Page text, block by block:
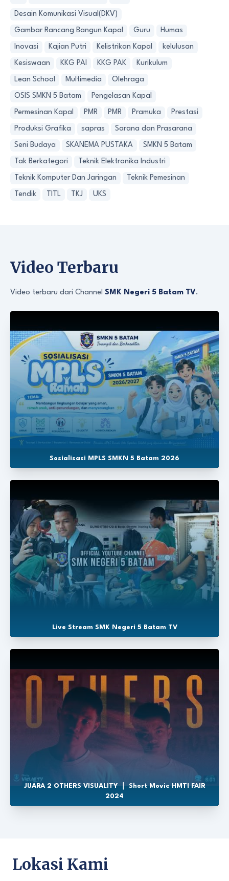
Desain Komunikasi Visual(DKV)
Gambar Rancang Bangun Kapal Guru Humas
Inovasi Kajian Putri Kelistrikan Kapal kelulusan
Kesiswaan KKG PAI KKG PAK Kurikulum
Lean School Multimedia Olehraga
OSIS SMKN 5 Batam Pengelasan Kapal
Permesinan Kapal PMR PMR Pramuka Prestasi
Produksi Grafika sapras Sarana dan Prasarana
Seni Budaya SKANEMA PUSTAKA SMKN 5 Batam
Tak Berkategori Teknik Elektronika Industri
Teknik Komputer Dan Jaringan Teknik Pemesinan
Tendik TITL TKJ UKS
Video Terbaru
Video terbaru dari Channel SMK Negeri 5 Batam TV.
Sosialisasi MPLS SMKN 5 Batam 2026
Live Stream SMK Negeri 5 Batam TV
JUARA 2 OTHERS VISUALITY ｜ Short Movie HMTI FAIR
2024
Lokasi Kami